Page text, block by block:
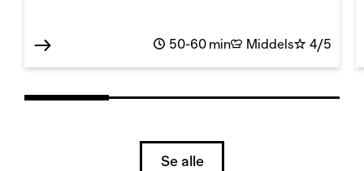
50-60 min Middels 4/5
Se alle